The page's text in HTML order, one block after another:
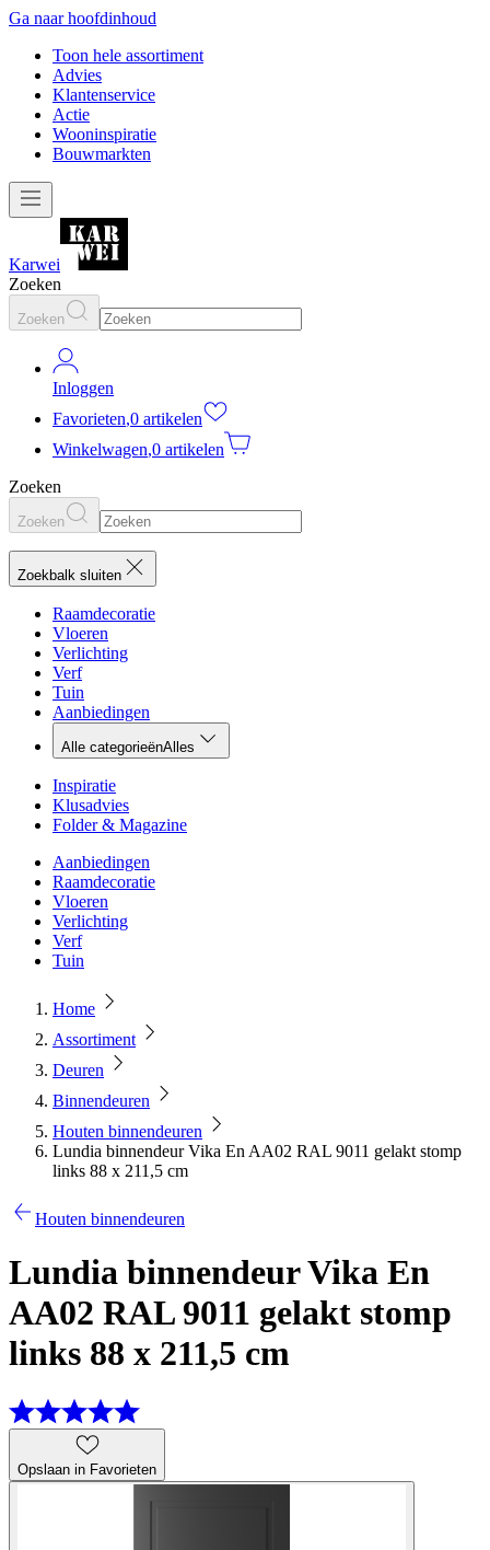
Ga naar hoofdinhoud
Toon hele assortiment
Advies
Klantenservice
Actie
Wooninspiratie
Bouwmarkten
Karwei
Zoeken
Zoeken
Inloggen
Favorieten,0 artikelen
Winkelwagen,0 artikelen
Zoeken
Zoeken
Zoekbalk sluiten
Raamdecoratie
Vloeren
Verlichting
Verf
Tuin
Aanbiedingen
Alle categorieënAlles
Inspiratie
Klusadvies
Folder & Magazine
Aanbiedingen
Raamdecoratie
Vloeren
Verlichting
Verf
Tuin
Home
Assortiment
Deuren
Binnendeuren
Houten binnendeuren
Lundia binnendeur Vika En AA02 RAL 9011 gelakt stomp
links 88 x 211,5 cm
Houten binnendeuren
Lundia binnendeur Vika En
AA02 RAL 9011 gelakt stomp
links 88 x 211,5 cm
Opslaan in Favorieten